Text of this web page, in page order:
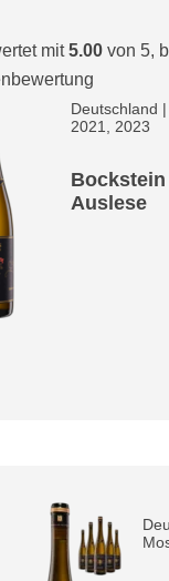
mit5.00 von 5,
Deutschland |
2021, 2023
Auslese